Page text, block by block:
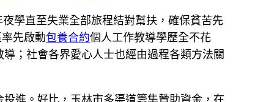
學直至失業全部旅程結對幫扶，確保貧苦先
先啟動包養合約個人工作教導學歷全不花
導；社會各界愛心人士也經由過程各類方法關
進。好比，玉林市多渠道籌集贊助資金，在